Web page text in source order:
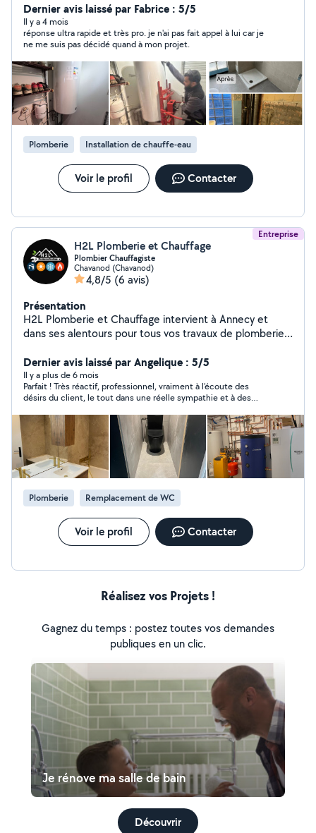
soigné et durable. *Chauffage : chaudières, radiateurs,
planchers chauffants, désembouage avec station
professionnelle, équilibrage, dépannage et modification
des réseaux. *Sanitaire : chauffe-eau, fuites,
robinetterie, WC, salles de bains, débouchage avec
matériel professionnel. *Climatisation : installation, mise
en service, entretien, dépannage et réparation dans le
respect des normes.
Dernier avis laissé par Fabrice : 5/5
Il y a 4 mois
réponse ultra rapide et très pro. je n'ai pas fait appel à lui car je
ne me suis pas décidé quand à mon projet.
Plomberie Installation de chauffe-eau
Voir le profil Contacter
Entreprise
H2L Plomberie et Chauffage
Plombier Chauffagiste
Chavanod (Chavanod)
4,8/5 (6 avis)
Présentation
H2L Plomberie et Chauffage intervient à Annecy et
dans ses alentours pour tous vos travaux de plomberie,
dépannage : chaudières, radiateurs, chauffe-eaux, salles
de bains, climatisations, réseaux de chauffage et d'eau.
Nous utilisons des matériaux de qualité et assurons un
service rapide, soigné et durable. Que vous soyez
particulier ou professionnel, nous vous accompagnons
de l'étude de votre projet à la mise en service, avec le
souci du détail et le respect des délais. Contactez-nous
dès aujourd'hui pour un devis gratuit et personnalisé.
Dernier avis laissé par Angelique : 5/5
Il y a plus de 6 mois
Parfait ! Très réactif, professionnel, vraiment à l’écoute des
désirs du client, le tout dans une réelle sympathie et à des
Plomberie Remplacement de WC
Voir le profil Contacter
Réalisez vos Projets !
Gagnez du temps : postez toutes vos demandes
publiques en un clic.
Je rénove ma salle de bain
Découvrir